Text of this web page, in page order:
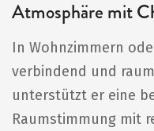
Atmosphäre mit
In Wohnzimmern
verbindend und
unterstützt er eine
Raumstimmung mit